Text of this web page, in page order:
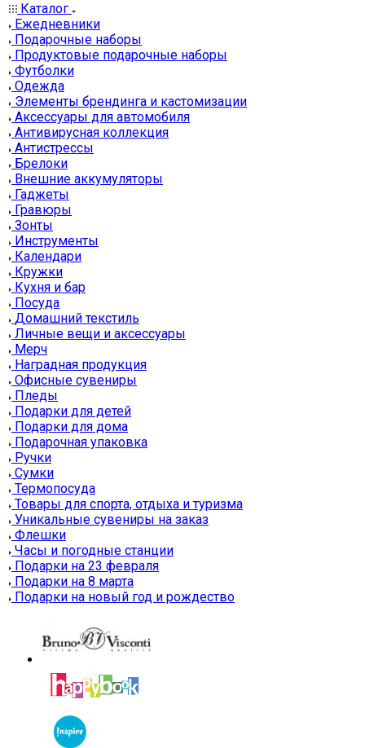
Каталог
Ежедневники
Подарочные наборы
Продуктовые подарочные наборы
Футболки
Одежда
Элементы брендинга и кастомизации
Аксессуары для автомобиля
Антивирусная коллекция
Антистрессы
Брелоки
Внешние аккумуляторы
Гаджеты
Гравюры
Зонты
Инструменты
Календари
Кружки
Кухня и бар
Посуда
Домашний текстиль
Личные вещи и аксессуары
Мерч
Наградная продукция
Офисные сувениры
Пледы
Подарки для детей
Подарки для дома
Подарочная упаковка
Ручки
Сумки
Термопосуда
Товары для спорта, отдыха и туризма
Уникальные сувениры на заказ
Флешки
Часы и погодные станции
Подарки на 23 февраля
Подарки на 8 марта
Подарки на новый год и рождество